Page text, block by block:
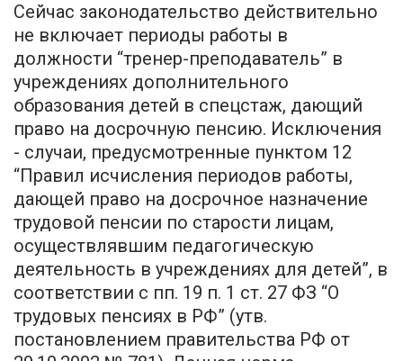
Сейчас законодательство действительно
не включает периоды работы в
должности “тренер-преподаватель” в
учреждениях дополнительного
образования детей в спецстаж, дающий
право на досрочную пенсию. Исключения
- случаи, предусмотренные пунктом 12
“Правил исчисления периодов работы,
дающей право на досрочное назначение
трудовой пенсии по старости лицам,
осуществлявшим педагогическую
деятельность в учреждениях для детей”, в
соответствии с пп. 19 п. 1 ст. 27 ФЗ “О
трудовых пенсиях в РФ” (утв.
постановлением правительства РФ от